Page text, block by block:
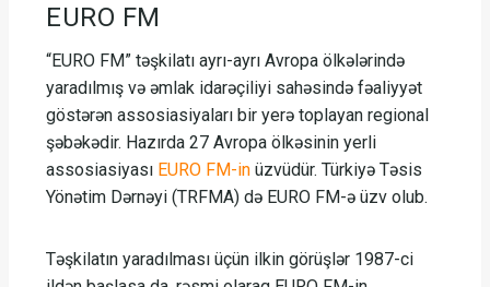
EURO FM
“EURO FM” təşkilatı ayrı-ayrı Avropa ölkələrində
yaradılmış və əmlak idarəçiliyi sahəsində fəaliyyət
göstərən assosiasiyaları bir yerə toplayan regional
şəbəkədir. Hazırda 27 Avropa ölkəsinin yerli
assosiasiyası EURO FM-in üzvüdür. Türkiyə Təsis
Yönətim Dərnəyi (TRFMA) də EURO FM-ə üzv olub.
Təşkilatın yaradılması üçün ilkin görüşlər 1987-ci